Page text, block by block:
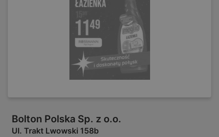
Bolton Polska Sp. z o.o.
Ul. Trakt Lwowski 158b